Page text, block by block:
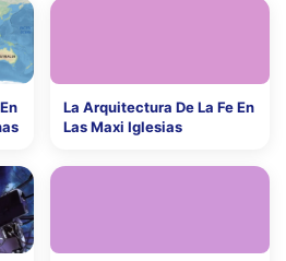
La Arquitectura De La Fe En
Las Maxi Iglesias